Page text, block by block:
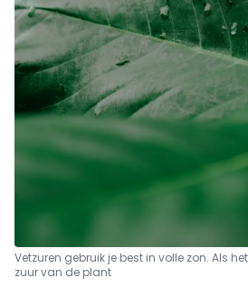
Vetzuren gebruik je best in volle zon. Als
zuur van de plant